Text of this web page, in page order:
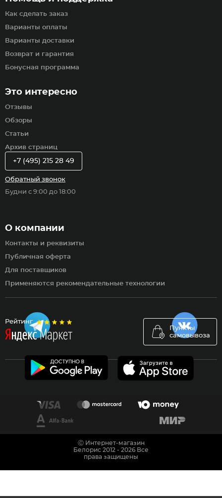
Рейтинг
Пункты
самовывоза
Как сделать заказ
Варианты оплаты
Варианты доставки
Возврат и гарантия
Бонусная программа
Это интересно
Отзывы
Обзоры
Статьи
Архив страниц
О компании
Контакты и реквизиты
Публичная оферта
Для поставщиков
Применяются рекомендательные технологии
+7 (495) 215 28 49
Обратный звонок
Будни с 9:00 до 18:00
Ⓒ Интернет-магазин
Белорис 2012 - 2026 Все
права защищены